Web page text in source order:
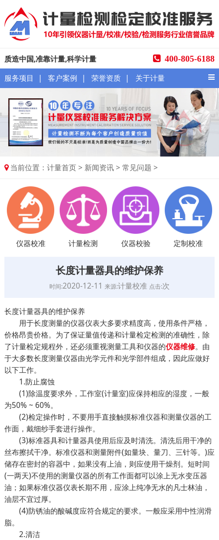
质造中国,准靠计量,科学计量 400-805-6188
服务项目 | 客户案例 | 荣誉资质 | 关于计量
当前位置：计量首页 > 新闻资讯 >常见问题 >
仪器校准 计量检测 仪器校验 定制校准
长度计量器具的维护保养
时间:2020-12-11 来源:计量校准 点击:次
长度计量器具的维护保养
用于长度测量的仪器仪表大多要求精度高，使用条件严格，
价格昂贵价格。为了保证量值传递和计量检定检测的准确性，除
了计量检定规程外，还必须重视测量工具和仪器的仪器维修。由
于大多数长度测量仪器由光学元件和光学部件组成，因此应做好
以下工作。
1.防止腐蚀
(1)除温度要求外，工作室(计量室)应保持相应的湿度，一般
为50% ~ 60%。
(2)检定操作时，不要用手直接触摸标准仪器和测量仪器的工
作面，戴细纱手套进行操作。
(3)标准器具和计量器具使用后应及时清洗。清洗后用干净的
丝布擦拭干净。标准仪器和测量附件(如量块、量刀、三针等。)应
储存在密封的容器中，如果没有上油，则应使用干燥剂。短时间
(一两天)不使用的测量仪器的所有工作面都可以涂上无水变压器
油；如果标准仪器仪表长期不用，应涂上纯净无水的凡士林油，
油层不宜过厚。
(4)防锈油的酸碱度应符合规定的要求。一般应采用中性润滑
脂。
2.清洁